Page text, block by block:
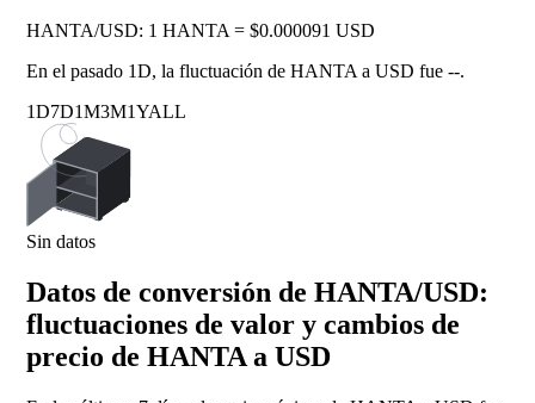
HANTA/USD: 1 HANTA = $0.000091 USD
En el pasado 1D, la fluctuación de HANTA a USD fue --.
1D7D1M3M1YALL
Sin datos
Datos de conversión de HANTA/USD:
fluctuaciones de valor y cambios de
precio de HANTA a USD